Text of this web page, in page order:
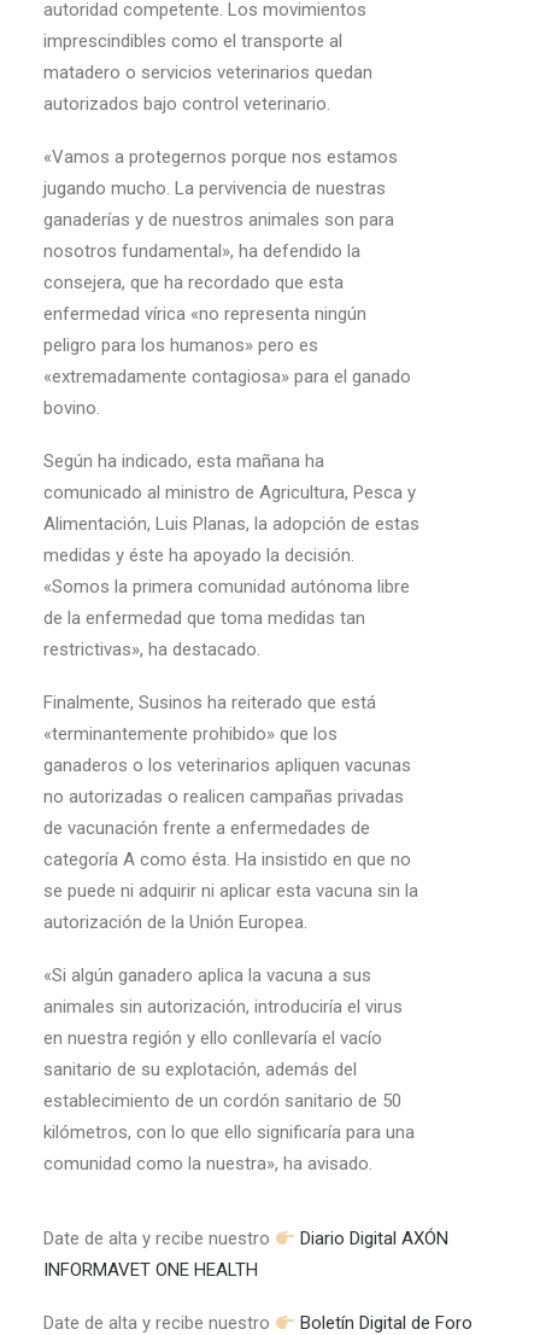
autoridad competente. Los movimientos
imprescindibles como el transporte al
matadero o servicios veterinarios quedan
autorizados bajo control veterinario.
«Vamos a protegernos porque nos estamos
jugando mucho. La pervivencia de nuestras
ganaderías y de nuestros animales son para
nosotros fundamental», ha defendido la
consejera, que ha recordado que esta
enfermedad vírica «no representa ningún
peligro para los humanos» pero es
«extremadamente contagiosa» para el ganado
bovino.
Según ha indicado, esta mañana ha
comunicado al ministro de Agricultura, Pesca y
Alimentación, Luis Planas, la adopción de estas
medidas y éste ha apoyado la decisión.
«Somos la primera comunidad autónoma libre
de la enfermedad que toma medidas tan
restrictivas», ha destacado.
Finalmente, Susinos ha reiterado que está
«terminantemente prohibido» que los
ganaderos o los veterinarios apliquen vacunas
no autorizadas o realicen campañas privadas
de vacunación frente a enfermedades de
categoría A como ésta. Ha insistido en que no
se puede ni adquirir ni aplicar esta vacuna sin la
autorización de la Unión Europea.
«Si algún ganadero aplica la vacuna a sus
animales sin autorización, introduciría el virus
en nuestra región y ello conllevaría el vacío
sanitario de su explotación, además del
establecimiento de un cordón sanitario de 50
kilómetros, con lo que ello significaría para una
comunidad como la nuestra», ha avisado.
Date de alta y recibe nuestro
Diario Digital AXÓN
INFORMAVET ONE HEALTH
Date de alta y recibe nuestro
Boletín Digital de Foro